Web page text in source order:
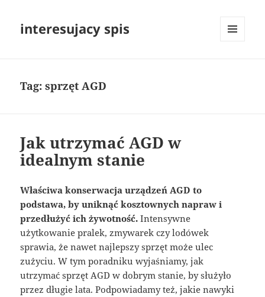
interesujacy spis
Tag:sprzęt AGD
Jak utrzymać AGD w
idealnym stanie
Właściwa konserwacja urządzeń AGD to
podstawa, by uniknąć kosztownych napraw i
przedłużyć ich żywotność. Intensywne
użytkowanie pralek, zmywarek czy lodówek
sprawia, że nawet najlepszy sprzęt może ulec
zużyciu. W tym poradniku wyjaśniamy, jak
utrzymać sprzęt AGD w dobrym stanie, by służyło
przez długie lata. Podpowiadamy też, jakie nawyki